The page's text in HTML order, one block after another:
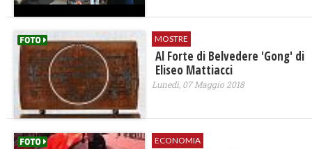
MOSTRE
Al Forte di Belvedere 'Gong' di
Eliseo Mattiacci
Lunedì, 07 Maggio 2018
ECONOMIA